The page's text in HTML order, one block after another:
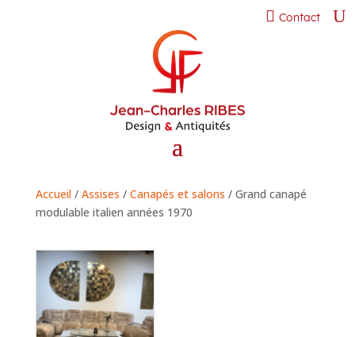
Contact
Accueil/ Assises / Canapés et salons / Grand canapé
modulable italien années 1970